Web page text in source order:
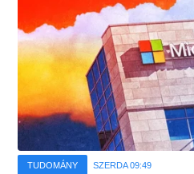
TUDOMÁNY SZERDA 09:49